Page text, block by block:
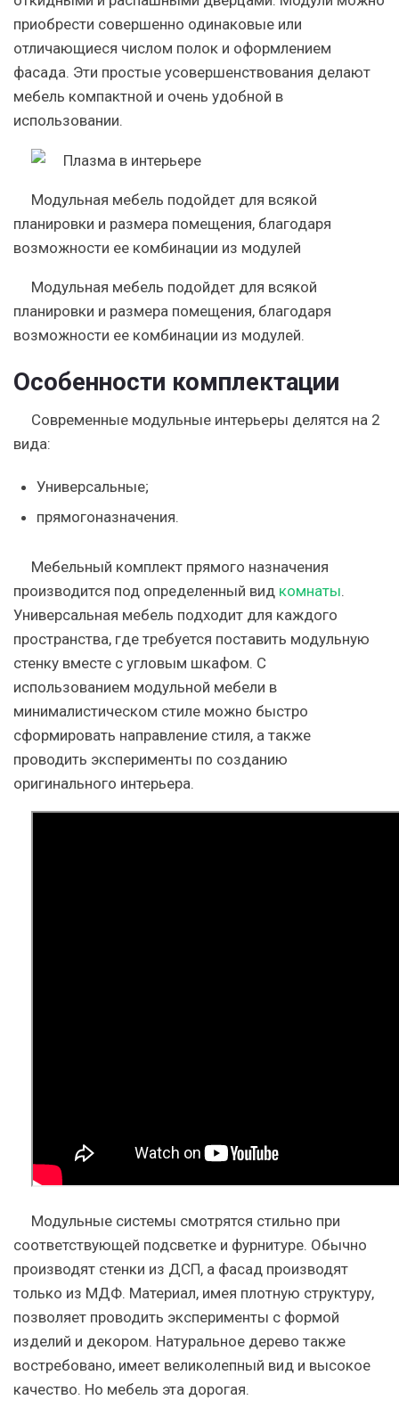
приобрести совершенно одинаковые или
отличающиеся числом полок и оформлением
фасада. Эти простые усовершенствования делают
мебель компактной и очень удобной в
использовании.
Модульная мебель подойдет для всякой
планировки и размера помещения, благодаря
возможности ее комбинации из модулей
Модульная мебель подойдет для всякой
планировки и размера помещения, благодаря
возможности ее комбинации из модулей.
Особенности комплектации
Современные модульные интерьеры делятся на 2
вида:
Универсальные;
прямогоназначения.
Мебельный комплект прямого назначения
производится под определенный вид комнаты.
Универсальная мебель подходит для каждого
пространства, где требуется поставить модульную
стенку вместе с угловым шкафом. С
использованием модульной мебели в
минималистическом стиле можно быстро
сформировать направление стиля, а также
проводить эксперименты по созданию
оригинального интерьера.
Модульные системы смотрятся стильно при
соответствующей подсветке и фурнитуре. Обычно
производят стенки из ДСП, а фаcад производят
только из МДФ. Материал, имея плотную структуру,
позволяет проводить эксперименты с формой
изделий и декором. Натуральное дерево также
востребовано, имеет великолепный вид и высокое
качество. Но мебель эта дорогая.